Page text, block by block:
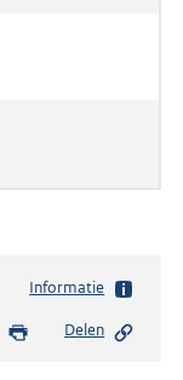
Informatie
Delen